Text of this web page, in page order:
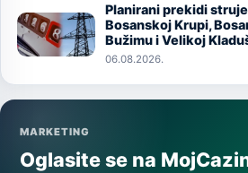
Image
Planirani prekidi
Bosanskoj Krupi,
Bužimu i Velikoj
06.08.2026.
MARKETING
Oglasite se na